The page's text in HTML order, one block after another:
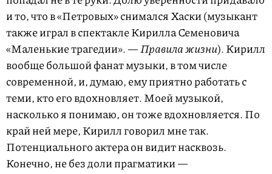
и то, что в «Петровых» снимался Хаски (музыкант
также играл в спектакле Кирилла Семеновича
«Маленькие трагедии». —Правила жизни). Кирилл
вообще большой фанат музыки, в том числе
современной, и, думаю, ему приятно работать с
теми, кто его вдохновляет. Моей музыкой,
насколько я понимаю, он тоже вдохновляется. По
край ней мере, Кирилл говорил мне так.
Потенциального актера он видит насквозь.
Конечно, не без доли прагматики —